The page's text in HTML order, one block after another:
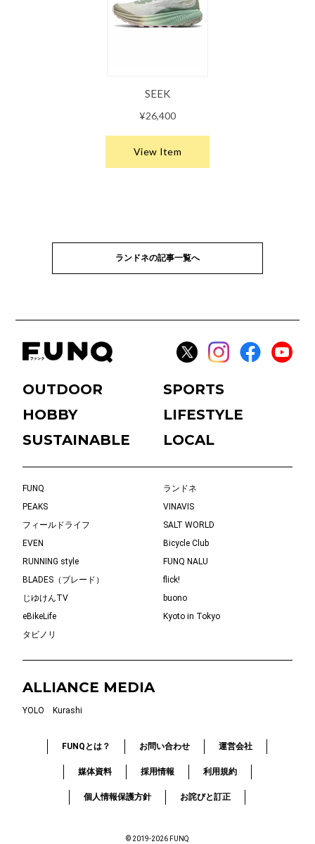
ランドネの記事一覧へ
OUTDOOR
SPORTS
HOBBY
LIFESTYLE
SUSTAINABLE
LOCAL
FUNQ
ランドネ
PEAKS
VINAVIS
フィールドライフ
SALT WORLD
EVEN
Bicycle Club
RUNNING style
FUNQ NALU
BLADES（ブレード）
flick!
じゆけんTV
buono
eBikeLife
Kyoto in Tokyo
タビノリ
ALLIANCE MEDIA
YOLO Kurashi
FUNQとは？ お問い合わせ 運営会社
媒体資料 採用情報 利用規約
個人情報保護方針 お詫びと訂正
© 2019-2026 FUNQ